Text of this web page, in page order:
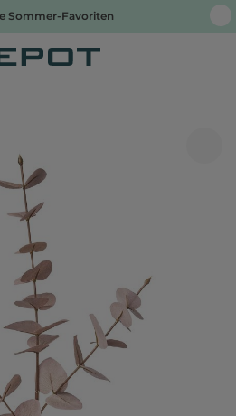
Sommer-Favoriten